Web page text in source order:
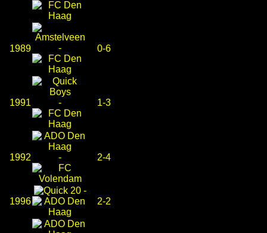
1989 - 0-6
1991 - 1-3
1992 - 2-4
1996
-
2-2